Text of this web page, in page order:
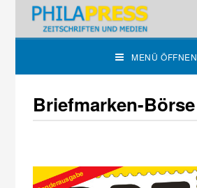
MENÜ ÖFFNEN
Briefmarken-Börse